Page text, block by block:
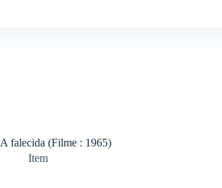
A falecida (Filme : 1965)
Item